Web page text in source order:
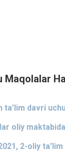
Maqolalar
ta’lim davri
oliy
2-oliy